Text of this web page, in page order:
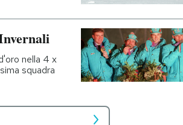
nella 4 x
squadra